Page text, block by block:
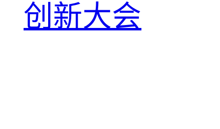
创新大会